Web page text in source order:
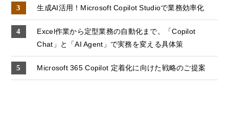
生成AI活用！Microsoft Copilot Studioで業務効率化
Excel作業から定型業務の自動化まで。「Copilot
Chat」と「AI Agent」で実務を変える具体策
Microsoft 365 Copilot 定着化に向けた戦略のご提案